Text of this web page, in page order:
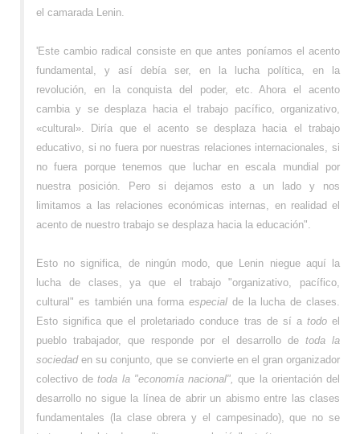
el camarada Lenin.
'Este cambio radical consiste en que antes poníamos el acento
fundamental, y así debía ser, en la lucha política, en la
revolución, en la conquista del poder, etc. Ahora el acento
cambia y se desplaza hacia el trabajo pacífico, organizativo,
«cultural». Diría que el acento se desplaza hacia el trabajo
educativo, si no fuera por nuestras relaciones internacionales, si
no fuera porque tenemos que luchar en escala mundial por
nuestra posición. Pero si dejamos esto a un lado y nos
limitamos a las relaciones económicas internas, en realidad el
acento de nuestro trabajo se desplaza hacia la educación".
Esto no significa, de ningún modo, que Lenin niegue aquí la
lucha de clases, ya que el trabajo "organizativo, pacífico,
cultural" es también una forma especial de la lucha de clases.
Esto significa que el proletariado conduce tras de sí a todoel
pueblo trabajador, que responde por el desarrollo de toda la
sociedaden su conjunto, que se convierte en el gran organizador
colectivo detoda la "economía nacional",que la orientación del
desarrollo no sigue la línea de abrir un abismo entre las clases
fundamentales (la clase obrera y el campesinado), que no se